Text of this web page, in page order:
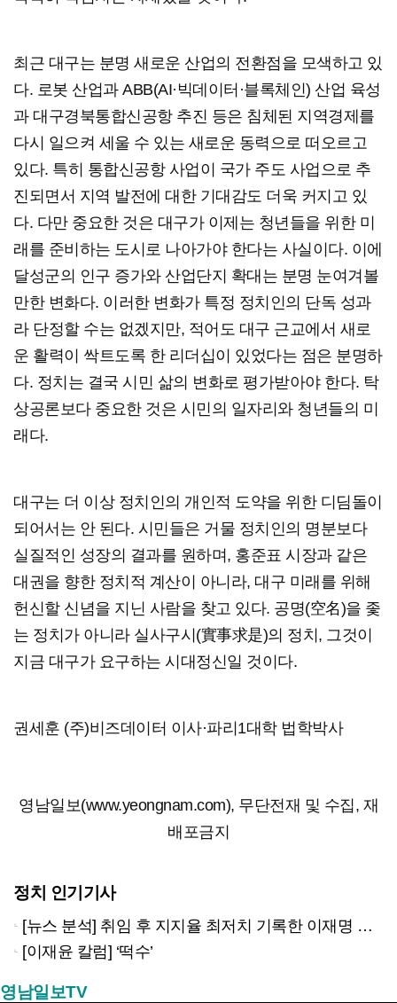
최근 대구는 분명 새로운 산업의 전환점을 모색하고 있
다. 로봇 산업과 ABB(AI·빅데이터·블록체인) 산업 육성
과 대구경북통합신공항 추진 등은 침체된 지역경제를
다시 일으켜 세울 수 있는 새로운 동력으로 떠오르고
있다. 특히 통합신공항 사업이 국가 주도 사업으로 추
진되면서 지역 발전에 대한 기대감도 더욱 커지고 있
다. 다만 중요한 것은 대구가 이제는 청년들을 위한 미
래를 준비하는 도시로 나아가야 한다는 사실이다. 이에
달성군의 인구 증가와 산업단지 확대는 분명 눈여겨볼
만한 변화다. 이러한 변화가 특정 정치인의 단독 성과
라 단정할 수는 없겠지만, 적어도 대구 근교에서 새로
운 활력이 싹트도록 한 리더십이 있었다는 점은 분명하
다. 정치는 결국 시민 삶의 변화로 평가받아야 한다. 탁
상공론보다 중요한 것은 시민의 일자리와 청년들의 미
래다.
대구는 더 이상 정치인의 개인적 도약을 위한 디딤돌이
되어서는 안 된다. 시민들은 거물 정치인의 명분보다
실질적인 성장의 결과를 원하며, 홍준표 시장과 같은
대권을 향한 정치적 계산이 아니라, 대구 미래를 위해
헌신할 신념을 지닌 사람을 찾고 있다. 공명(空名)을 좇
는 정치가 아니라 실사구시(實事求是)의 정치, 그것이
지금 대구가 요구하는 시대정신일 것이다.
권세훈 (주)비즈데이터 이사·파리1대학 법학박사
영남일보(www.yeongnam.com), 무단전재 및 수집, 재
배포금지
정치 인기기사
[뉴스 분석] 취임 후 지지율 최저치 기록한 이재명 대통령…왜?
[이재윤 칼럼] ‘떡수’
영남일보TV